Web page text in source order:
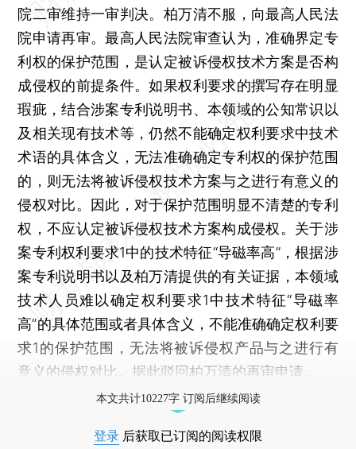
院二审维持一审判决。柏万清不服，向最高人民法
院申请再审。最高人民法院审查认为，准确界定专
利权的保护范围，是认定被诉侵权技术方案是否构
成侵权的前提条件。如果权利要求的撰写存在明显
瑕疵，结合涉案专利说明书、本领域的公知常识以
及相关现有技术等，仍然不能确定权利要求中技术
术语的具体含义，无法准确确定专利权的保护范围
的，则无法将被诉侵权技术方案与之进行有意义的
侵权对比。因此，对于保护范围明显不清楚的专利
权，不应认定被诉侵权技术方案构成侵权。关于涉
案专利权利要求1中的技术特征“导磁率高”，根据涉
案专利说明书以及柏万清提供的有关证据，本领域
技术人员难以确定权利要求1中技术特征“导磁率
高”的具体范围或者具体含义，不能准确确定权利要
求1的保护范围，无法将被诉侵权产品与之进行有
意义的侵权对比。据此驳回柏万清的再审申请。
本文共计10227字 订阅后继续阅读
登录 后获取已订阅的阅读权限